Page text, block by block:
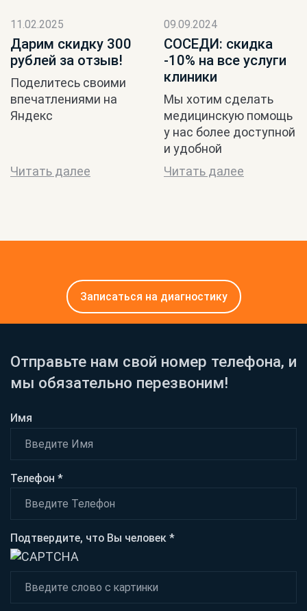
11.02.2025
Дарим скидку 300
рублей за отзыв!
Поделитесь своими
впечатлениями на
Яндекс
Читать далее
09.09.2024
СОСЕДИ: скидка
-10% на все услуги
клиники
Мы хотим сделать
медицинскую помощь
у нас более доступной
и удобной
Читать далее
Записаться на диагностику
Отправьте нам свой номер телефона, и
мы обязательно перезвоним!
Имя
Телефон *
Подтвердите, что Вы человек *